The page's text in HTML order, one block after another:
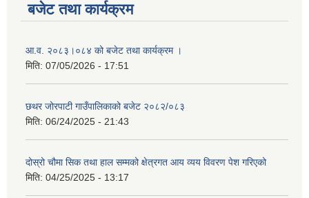
बजेट तथा कार्यक्रम
आ.व. २०८३।०८४ को बजेट तथा कार्यक्रम ।
मिति: 07/05/2026 - 17:51
छथर जोरपाटी गाउँपालिकाको बजेट २०८२/०८३
मिति: 06/24/2025 - 21:43
दोस्रो चौमा सिक तथा हाल सम्मको क्षेत्रगत आय व्यय विवरण पेश गरिएको
मिति: 04/25/2025 - 13:17